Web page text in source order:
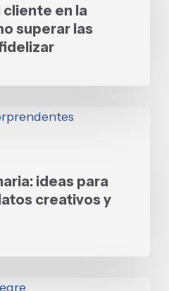
en la
superar las
ideas para
creativos y